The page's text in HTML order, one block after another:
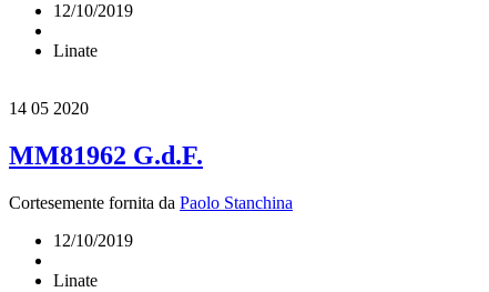
12/10/2019
Linate
14 05 2020
MM81962 G.d.F.
Cortesemente fornita da Paolo Stanchina
12/10/2019
Linate